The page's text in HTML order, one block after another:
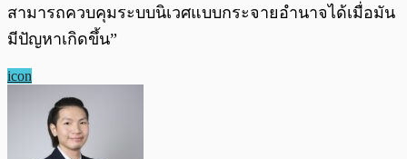
สามารถควบคุมระบบนิเวศแบบกระจายอำนาจได้เมื่อมัน
มีปัญหาเกิดขึ้น”
icon